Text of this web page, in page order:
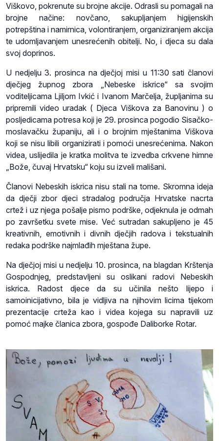
Viškovo, pokrenute su brojne akcije. Odrasli su pomagali na
brojne načine: novčano, sakupljanjem higijenskih
potrepština i namirnica, volontiranjem, organiziranjem akcija
te udomljavanjem unesrećenih obitelji. No, i djeca su dala
svoj doprinos.
U nedjelju 3. prosinca na dječjoj misi u 11:30 sati članovi
dječjeg župnog zbora „Nebeske iskrice“ sa svojim
voditeljicama Ljiljom Ivkić i Ivanom Marčelja, župljanima su
pripremili video uradak ( Djeca Viškova za Banovinu ) o
posljedicama potresa koji je 29. prosinca pogodio Sisačko-
moslavačku županiju, ali i o brojnim mještanima Viškova
koji se nisu libili organizirati i pomoći unesrećenima. Nakon
videa, uslijedila je kratka molitva te izvedba crkvene himne
„Bože, čuvaj Hrvatsku“ koju su izveli mališani.
Članovi Nebeskih iskrica nisu stali na tome. Skromna ideja
da dječji zbor djeci stradalog područja Hrvatske nacrta
crtež i uz njega pošalje pismo podrške, odjeknula je odmah
po završetku svete mise. Već sutradan sakupljeno je 45
kreativnih, emotivnih i divnih dječjih radova i tekstualnih
redaka podrške najmlađih mještana župe.
Na dječjoj misi u nedjelju 10. prosinca, na blagdan Krštenja
Gospodnjeg, predstavljeni su oslikani radovi Nebeskih
iskrica. Radost djece da su učinila nešto lijepo i
samoinicijativno, bila je vidljiva na njihovim licima tijekom
prezentacije crteža kao i videa kojega su napravili uz
pomoć majke članica zbora, gospođe Daliborke Rotar.